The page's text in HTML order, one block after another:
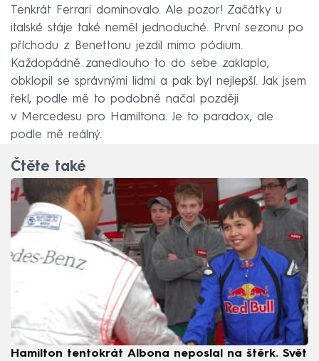
Tenkrát Ferrari dominovalo. Ale pozor! Začátky u
italské stáje také neměl jednoduché. První sezonu po
příchodu z Benettonu jezdil mimo pódium.
Každopádně zanedlouho to do sebe zaklaplo,
obklopil se správnými lidmi a pak byl nejlepší. Jak jsem
řekl, podle mě to podobně načal později
v Mercedesu pro Hamiltona. Je to paradox, ale
podle mě reálný.
Čtěte také
Hamilton tentokrát Albona neposlal na štěrk. Svět